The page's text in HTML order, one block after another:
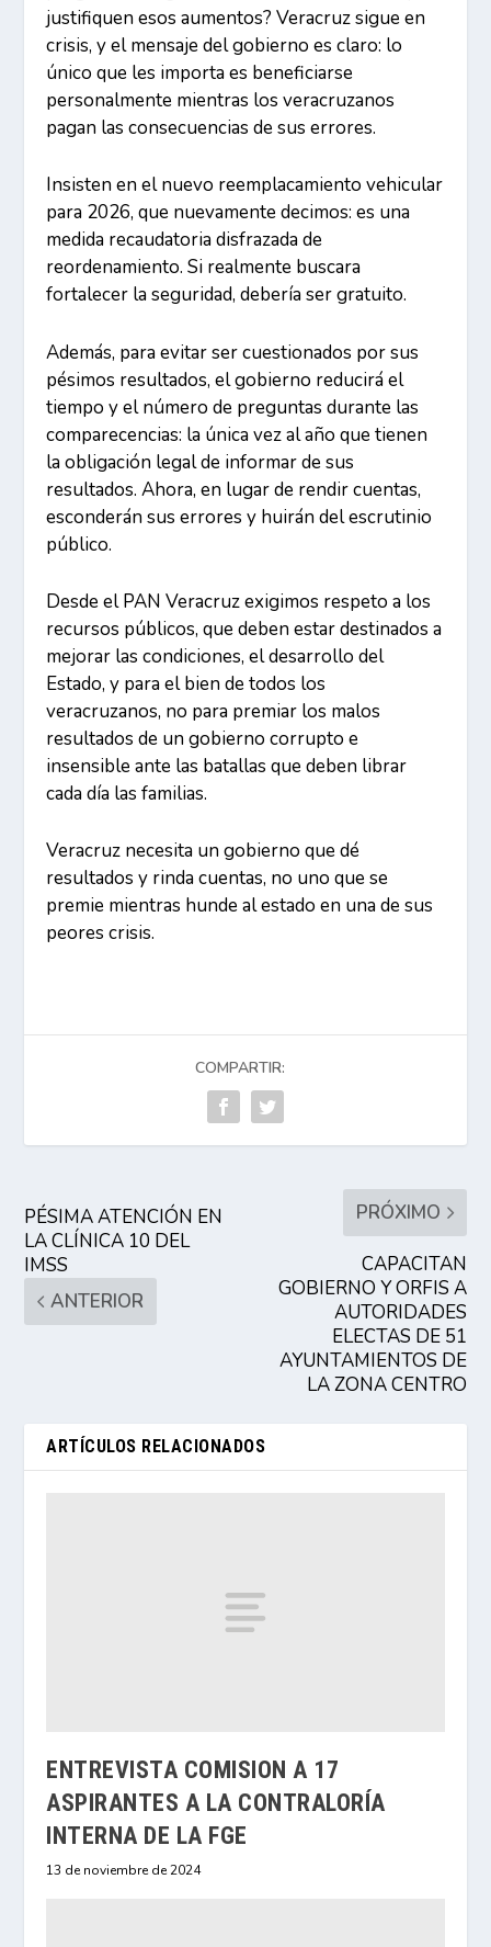
justifiquen esos aumentos? Veracruz sigue en
crisis, y el mensaje del gobierno es claro: lo
único que les importa es beneficiarse
personalmente mientras los veracruzanos
pagan las consecuencias de sus errores.
Insisten en el nuevo reemplacamiento vehicular
para 2026, que nuevamente decimos: es una
medida recaudatoria disfrazada de
reordenamiento. Si realmente buscara
fortalecer la seguridad, debería ser gratuito.
Además, para evitar ser cuestionados por sus
pésimos resultados, el gobierno reducirá el
tiempo y el número de preguntas durante las
comparecencias: la única vez al año que tienen
la obligación legal de informar de sus
resultados. Ahora, en lugar de rendir cuentas,
esconderán sus errores y huirán del escrutinio
público.
Desde el PAN Veracruz exigimos respeto a los
recursos públicos, que deben estar destinados a
mejorar las condiciones, el desarrollo del
Estado, y para el bien de todos los
veracruzanos, no para premiar los malos
resultados de un gobierno corrupto e
insensible ante las batallas que deben librar
cada día las familias.
Veracruz necesita un gobierno que dé
resultados y rinda cuentas, no uno que se
premie mientras hunde al estado en una de sus
peores crisis.
COMPARTIR:
PÉSIMA ATENCIÓN EN
LA CLÍNICA 10 DEL
IMSS
ANTERIOR
PRÓXIMO
CAPACITAN
GOBIERNO Y ORFIS A
AUTORIDADES
ELECTAS DE 51
AYUNTAMIENTOS DE
LA ZONA CENTRO
ARTÍCULOS RELACIONADOS
ENTREVISTA COMISION A 17
ASPIRANTES A LA CONTRALORÍA
INTERNA DE LA FGE
13 de noviembre de 2024